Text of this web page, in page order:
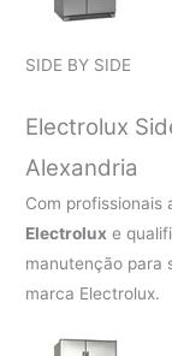
SIDE BY SIDE
Electrolux
Alexandria
Com
Electrolux e
manutenção para
marca Electrolux.